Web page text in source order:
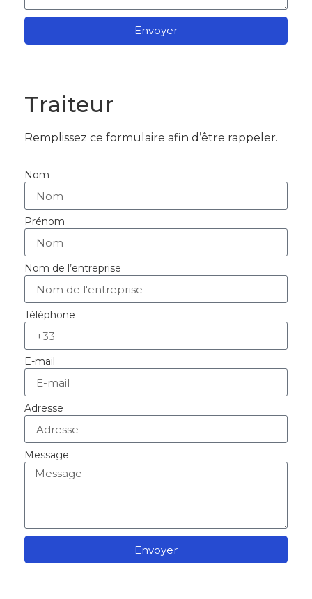
Envoyer
Traiteur
Remplissez ce formulaire afin d’être rappeler.
Nom
Prénom
Nom de l’entreprise
Téléphone
E-mail
Adresse
Message
Envoyer